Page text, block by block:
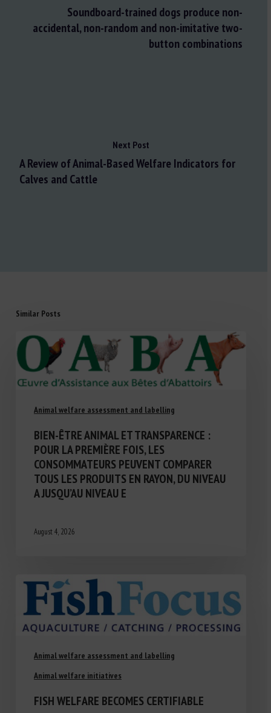
Soundboard-trained dogs produce non-
accidental, non-random and non-imitative two-
button combinations
Next Post
A Review of Animal-Based Welfare Indicators for
Calves and Cattle
Similar Posts
Animal welfare assessment and labelling
BIEN-ÊTRE ANIMAL ET TRANSPARENCE :
POUR LA PREMIÈRE FOIS, LES
CONSOMMATEURS PEUVENT COMPARER
TOUS LES PRODUITS EN RAYON, DU NIVEAU
A JUSQU’AU NIVEAU E
August 4, 2026
Animal welfare assessment and labelling
Animal welfare initiatives
FISH WELFARE BECOMES CERTIFIABLE